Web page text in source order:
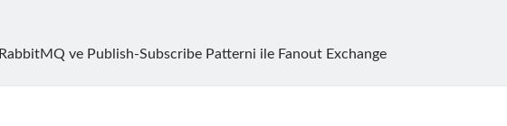
RabbitMQ ve Publish-Subscribe Patterni ile Fanout Exchange